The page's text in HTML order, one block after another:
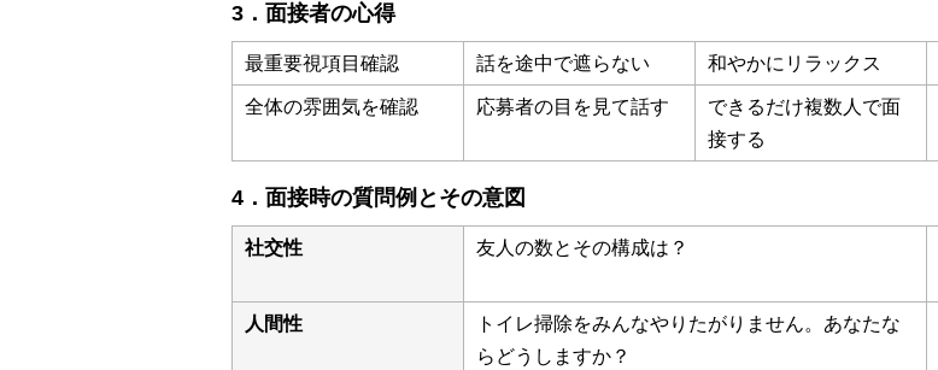
3．面接者の心得
最重要視項目確認 話を途中で遮らない 和やかにリラックス
全体の雰囲気を確認 応募者の目を見て話す
できるだけ複数人で面
接する
4．面接時の質問例とその意図
社交性 友人の数とその構成は？
人間性
トイレ掃除をみんなやりたがりません。あなたな
らどうしますか？